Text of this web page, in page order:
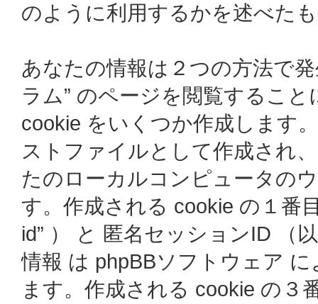
のように利用するかを述べた
あなたの情報は２つの方法で
ラム” のページを閲覧するこ
cookie をいくつか作成します
ストファイルとして作成され
たのローカルコンピュータの
す。作成される cookie の１番
id” ） と 匿名セッションID （
情報 は phpBBソフトウェア
ます。作成される cookie の３